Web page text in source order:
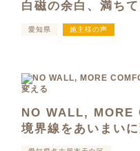
白磁の余白、満ち
愛知県 施主様の声
NO WALL, MORE
境界線をあいまい